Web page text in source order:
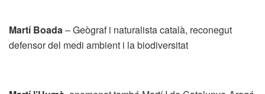
Martí Boada– Geògraf i naturalista català, reconegut
defensor del medi ambient i la biodiversitat